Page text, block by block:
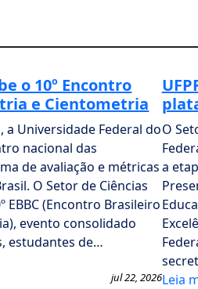
o 10º Encontro
e Cientometria
a Universidade Federal do
nacional das
de avaliação e métricas
O Setor de Ciências
EBBC (Encontro Brasileiro
evento consolidado
estudantes de…
jul 22, 2026
O
a
Leia